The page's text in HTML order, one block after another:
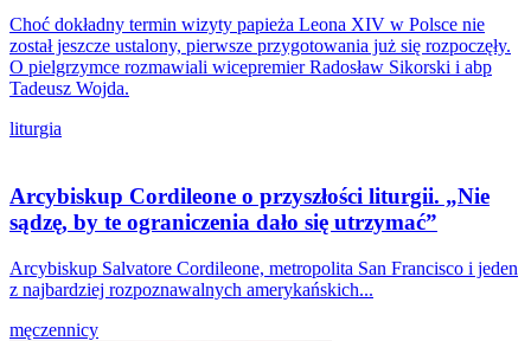
Choć dokładny termin wizyty papieża Leona XIV w Polsce nie
został jeszcze ustalony, pierwsze przygotowania już się rozpoczęły.
O pielgrzymce rozmawiali wicepremier Radosław Sikorski i abp
Tadeusz Wojda.
liturgia
Arcybiskup Cordileone o przyszłości liturgii. „Nie
sądzę, by te ograniczenia dało się utrzymać”
Arcybiskup Salvatore Cordileone, metropolita San Francisco i jeden
z najbardziej rozpoznawalnych amerykańskich...
męczennicy